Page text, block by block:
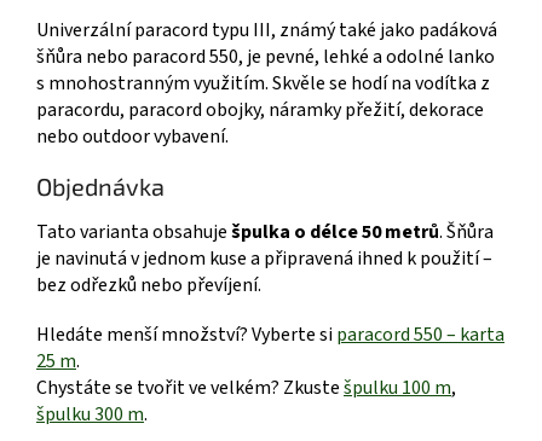
Univerzální paracord typu III, známý také jako padáková
šňůra nebo paracord 550, je pevné, lehké a odolné lanko
s mnohostranným využitím. Skvěle se hodí na vodítka z
paracordu, paracord obojky, náramky přežití, dekorace
nebo outdoor vybavení.
Objednávka
Tato varianta obsahuješpulka o délce 50 metrů. Šňůra
je navinutá v jednom kuse a připravená ihned k použití –
bez odřezků nebo převíjení.
Hledáte menší množství? Vyberte siparacord 550 – karta
25 m.
Chystáte se tvořit ve velkém? Zkustešpulku 100 m,
špulku 300 m.